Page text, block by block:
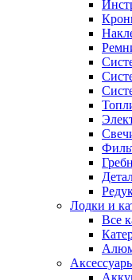
Лодки и
Все